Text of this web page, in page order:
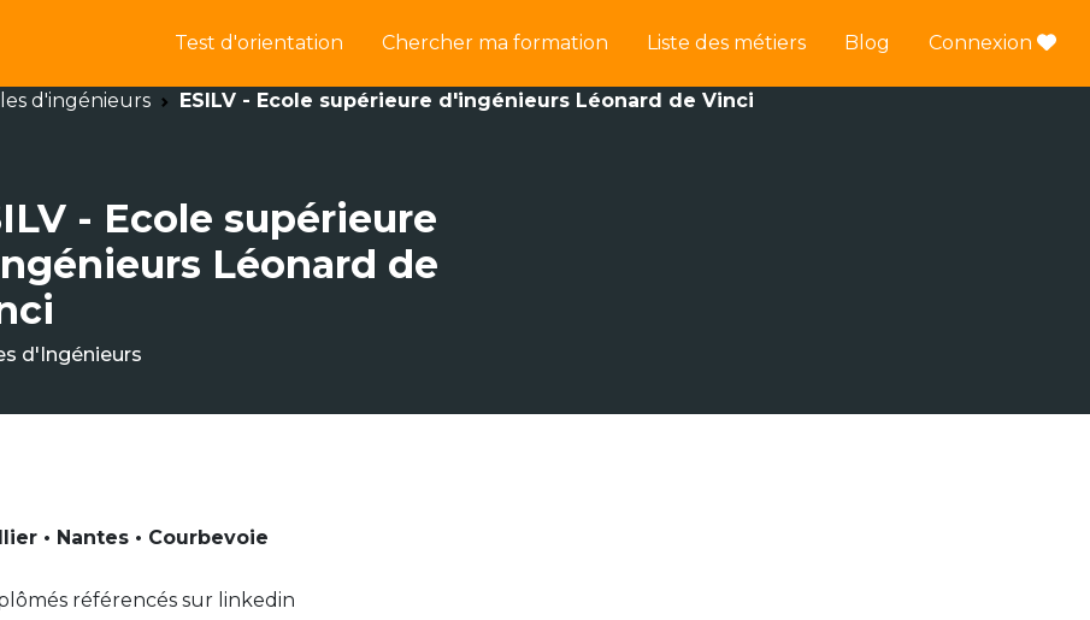
Test d'orientation Chercher ma formation Liste des métiers Blog Connexion
d'ingénieurs ESILV - Ecole supérieure d'ingénieurs Léonard de Vinci
- Ecole supérieure
Léonard de
d'Ingénieurs
• Nantes • Courbevoie
référencés sur linkedin